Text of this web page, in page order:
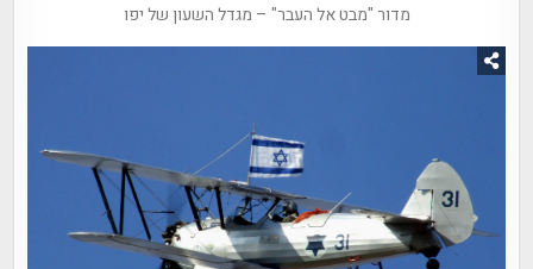
מדור "מבט אל העבר" – מגדל השעון של יפו